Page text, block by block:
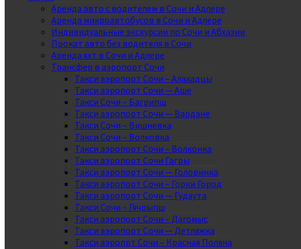
Аренда авто с водителем в Сочи и Адлере
Аренда микроавтобусов в Сочи и Адлере
Индивидуальные экскурсии по Сочи и Абхазии
Прокат авто без водителя в Сочи
Аренда яхт в Сочи и Адлере
Трансфер в аэропорт Сочи
Такси аэропорт Сочи – Алахадцы
Такси аэропорт Сочи — Аше
Такси Сочи – Багрипш
Такси аэропорт Сочи — Вардане
Такси Сочи – Вишневка
Такси Сочи – Волковка
Такси аэропорт Сочи – Волконка
Такси аэропорт Сочи Гагры
Такси аэропорт Сочи — Головинка
Такси аэропорт Сочи – Горки Город
Такси аэропорт Сочи — Гудаута
Такси Сочи – Гячрыпш
Такси аэропорт Сочи – Дагомыс
Такси аэропорт Сочи — Детляжка
Такси аэропрт Сочи – Красная Поляна